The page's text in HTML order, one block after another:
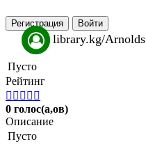
Регистрация Войти
library.kg/Arnolds
Пусто
Рейтинг
    
0 голос(а,ов)
Описание
Пусто